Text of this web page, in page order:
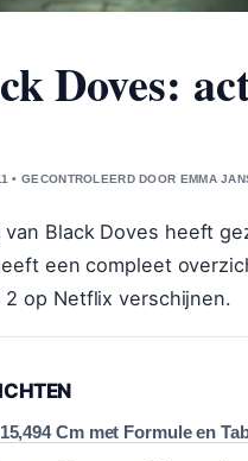
Doves:
• GECONTROLEERD DOOR EMMA
Black Doves heeft
een compleet
op Netflix verschijnen.
Cm met Formule en